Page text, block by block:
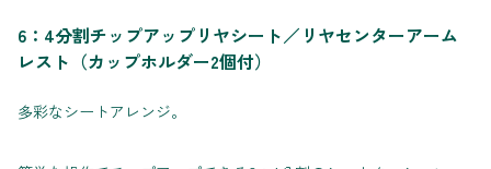
6：4分割チップアップリヤシート／リヤセンターアーム
レスト（カップホルダー2個付）
多彩なシートアレンジ。